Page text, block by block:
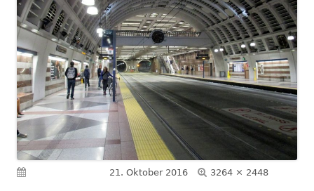
21. Oktober 2016 Volle
3264 × 2448